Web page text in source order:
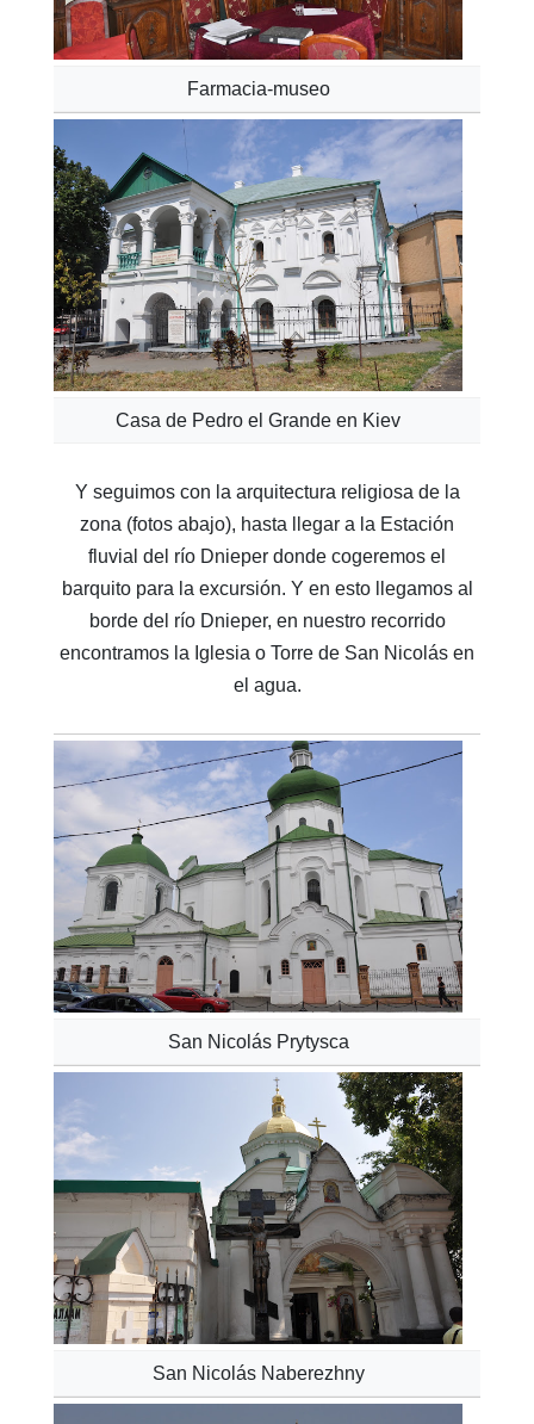
Farmacia-museo
Casa de Pedro el Grande en Kiev
Y seguimos con la arquitectura religiosa de la
zona (fotos abajo), hasta llegar a la Estación
fluvial del río Dnieper donde cogeremos el
barquito para la excursión. Y en esto llegamos al
borde del río Dnieper, en nuestro recorrido
encontramos la Iglesia o Torre de San Nicolás en
el agua.
San Nicolás Prytysca
San Nicolás Naberezhny